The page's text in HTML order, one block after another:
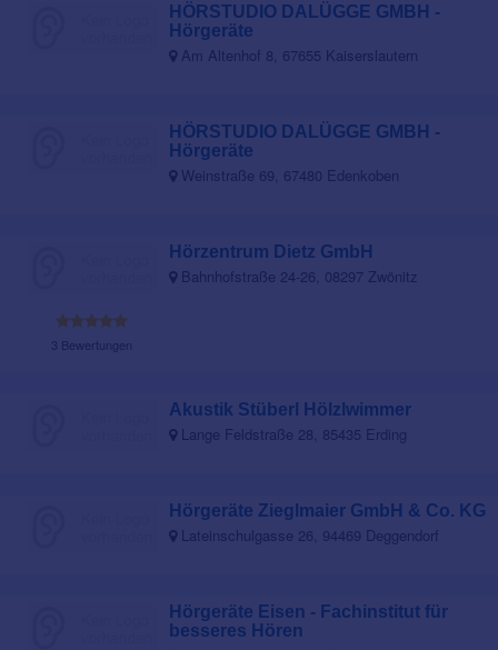
HÖRSTUDIO DALÜGGE GMBH -
Hörgeräte
Am Altenhof 8, 67655 Kaiserslautern
HÖRSTUDIO DALÜGGE GMBH -
Hörgeräte
Weinstraße 69, 67480 Edenkoben
3 Bewertungen
Hörzentrum Dietz GmbH
Bahnhofstraße 24-26, 08297 Zwönitz
Akustik Stüberl Hölzlwimmer
Lange Feldstraße 28, 85435 Erding
Hörgeräte Zieglmaier GmbH & Co. KG
Lateinschulgasse 26, 94469 Deggendorf
Hörgeräte Eisen - Fachinstitut für
besseres Hören